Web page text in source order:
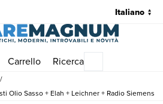
Carrello Ricerca
Olio Sasso + Elah + Leichner + Radio Siemens